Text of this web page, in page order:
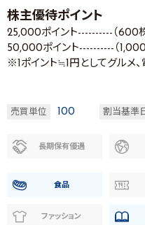
株主優待ポイント
25,000ポイント----------（600
50,000ポイント----------（1,000
※1ポイント≒1円としてグルメ
売買単位 100 割当基準
長期保有優遇
食品
ファッション